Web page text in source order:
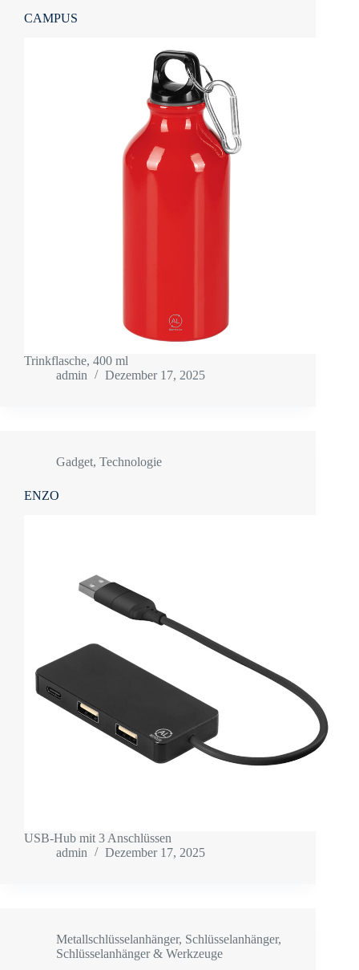
CAMPUS
Trinkflasche, 400 ml
admin
Dezember 17, 2025
Gadget, Technologie
ENZO
USB-Hub mit 3 Anschlüssen
admin
Dezember 17, 2025
Metallschlüsselanhänger, Schlüsselanhänger,
Schlüsselanhänger & Werkzeuge